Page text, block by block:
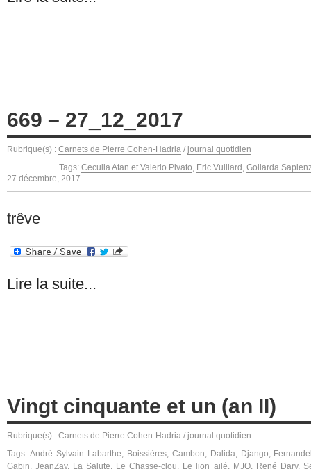
669 – 27_12_2017
Rubrique(s) : Carnets de Pierre Cohen-Hadria / journal quotidien
Tags: Ceculia Atan et Valerio Pivato Eric Vuillard Goliarda
27 décembre, 2017
trêve
Lire la suite...
Vingt cinquante et un (an II)
Rubrique(s) : Carnets de Pierre Cohen-Hadria / journal quotidien
Tags: André Sylvain Labarthe, Boissières, Cambon, Dalida, Django,
Gabin,JeanZay, La Salute, Le Chasse-clou, Le lion ailé, MJQ, René Dary,